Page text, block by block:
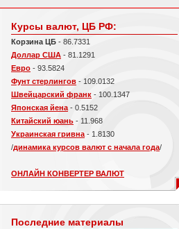
Курсы валют, ЦБ РФ:
Корзина ЦБ - 86.7331
Доллар США - 81.1291
Евро - 93.5824
Фунт стерлингов - 109.0132
Швейцарский франк - 100.1347
Японская йена - 0.5152
Китайский юань - 11.968
Украинская гривна - 1.8130
/динамика курсов валют с начала года/
ОНЛАЙН КОНВЕРТЕР ВАЛЮТ
Последние материалы